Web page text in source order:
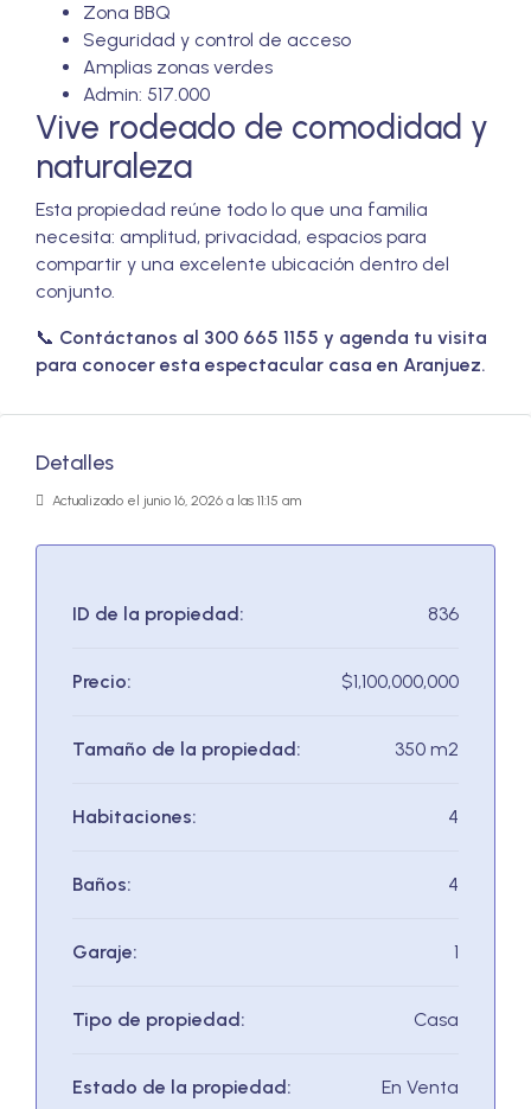
Zona BBQ
Seguridad y control de acceso
Amplias zonas verdes
Admin: 517.000
Vive rodeado de comodidad y
naturaleza
Esta propiedad reúne todo lo que una familia
necesita: amplitud, privacidad, espacios para
compartir y una excelente ubicación dentro del
conjunto.
📞 Contáctanos al 300 665 1155 y agenda tu visita
para conocer esta espectacular casa en Aranjuez.
Detalles
Actualizado el junio 16, 2026 a las 11:15 am
ID de la propiedad: 836
Precio: $1,100,000,000
Tamaño de la propiedad: 350 m2
Habitaciones: 4
Baños: 4
Garaje: 1
Tipo de propiedad: Casa
Estado de la propiedad: En Venta